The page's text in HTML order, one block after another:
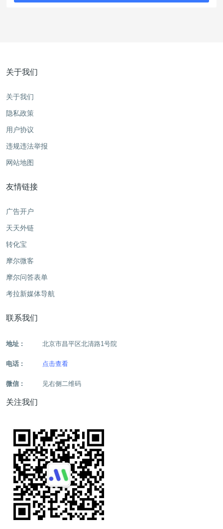
关于我们
关于我们
隐私政策
用户协议
违规违法举报
网站地图
友情链接
广告开户
天天外链
转化宝
摩尔微客
摩尔问答表单
考拉新媒体导航
联系我们
地址 : 北京市昌平区北清路1号院
电话 : 点击查看
微信 : 见右侧二维码
关注我们